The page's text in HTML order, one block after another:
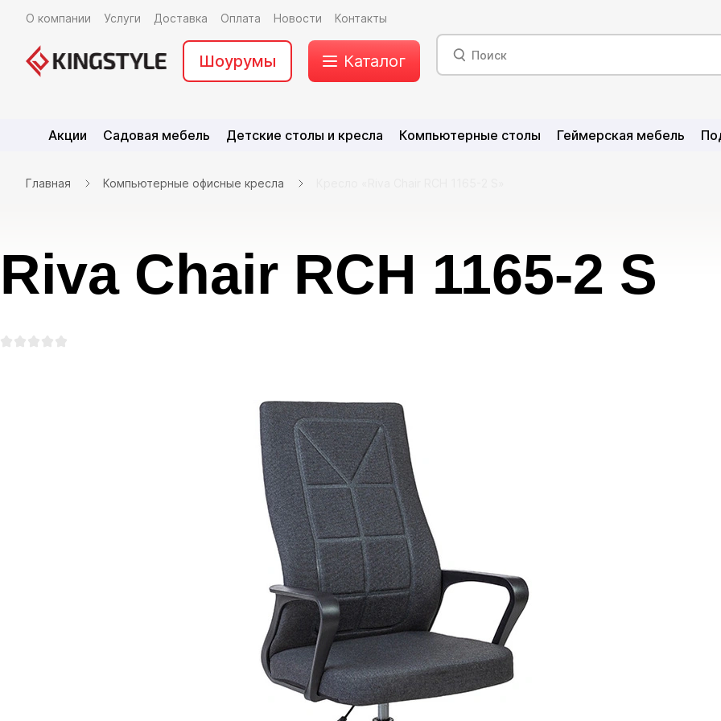
О компании Услуги Доставка Оплата Новости Контакты
Шоурумы Каталог
Акции Садовая мебель Детские столы и кресла Компьютерные столы Геймерская мебель
Главная Компьютерные офисные кресла
Riva Chair RCH 1165-2 S